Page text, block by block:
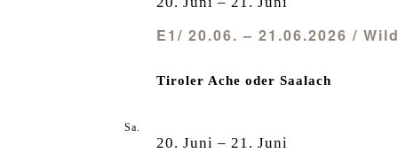
E1/ 20.06. – 21.06.2026 /
Tiroler Ache oder Saalach
Sa.
20. Juni – 21. Juni